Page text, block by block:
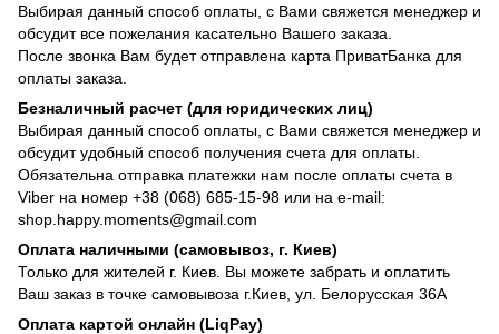
Выбирая данный способ оплаты, с Вами свяжется менеджер и
обсудит все пожелания касательно Вашего заказа.
После звонка Вам будет отправлена карта ПриватБанка для
оплаты заказа.
Безналичный расчет (для юридических лиц)
Выбирая данный способ оплаты, с Вами свяжется менеджер и
обсудит удобный способ получения счета для оплаты.
Обязательна отправка платежки нам после оплаты счета в
Viber на номер +38 (068) 685-15-98 или на e-mail:
shop.happy.moments@gmail.com
Оплата наличными (самовывоз, г. Киев)
Только для жителей г. Киев. Вы можете забрать и оплатить
Ваш заказ в точке самовывоза г.Киев, ул. Белорусская 36А
Оплата картой онлайн (LiqPay)